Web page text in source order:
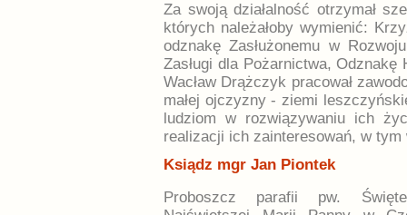
Za swoją działalność otrzymał
których należałoby wymienić:
odznakę Zasłużonemu w
Zasługi dla Pożarnictwa,
Wacław Drążczyk pracował
małej ojczyzny - ziemi
ludziom w rozwiązywaniu ich
realizacji ich zainteresowań, w
Ksiądz mgr Jan Piontek
Proboszcz parafii pw.